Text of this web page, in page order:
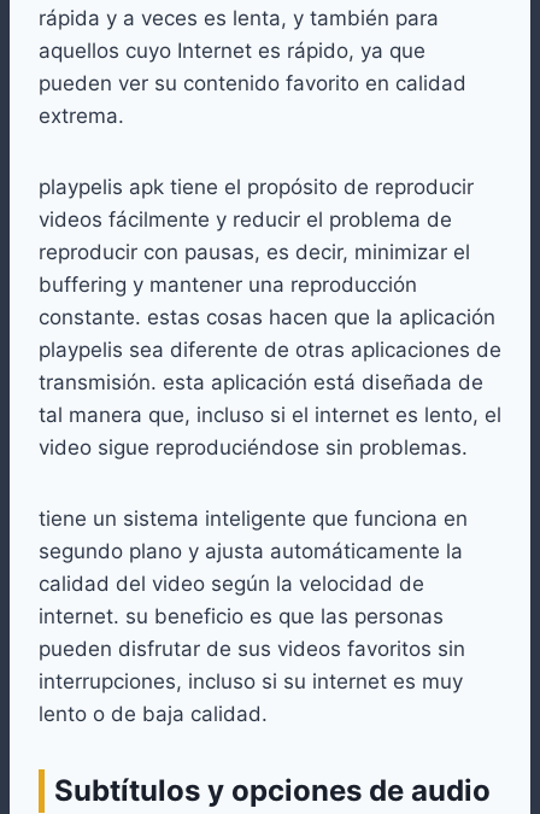
rápida y a veces es lenta, y también para
aquellos cuyo Internet es rápido, ya que
pueden ver su contenido favorito en calidad
extrema.
playpelis apk tiene el propósito de reproducir
videos fácilmente y reducir el problema de
reproducir con pausas, es decir, minimizar el
buffering y mantener una reproducción
constante. estas cosas hacen que la aplicación
playpelis sea diferente de otras aplicaciones de
transmisión. esta aplicación está diseñada de
tal manera que, incluso si el internet es lento, el
video sigue reproduciéndose sin problemas.
tiene un sistema inteligente que funciona en
segundo plano y ajusta automáticamente la
calidad del video según la velocidad de
internet. su beneficio es que las personas
pueden disfrutar de sus videos favoritos sin
interrupciones, incluso si su internet es muy
lento o de baja calidad.
Subtítulos y opciones de audio